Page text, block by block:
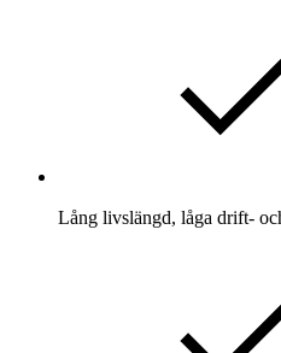
Lång livslängd, låga drift-